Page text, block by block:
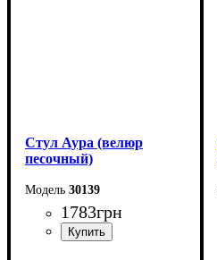
Стул Аура (велюр
песочный)
30139
1783грн